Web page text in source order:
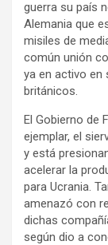
guerra su país
Alemania que
misiles de
común unión
ya en activo en
británicos.
El Gobierno de
ejemplar, el
y está
acelerar la
para Ucrania.
amenazó con
dichas
según dio a